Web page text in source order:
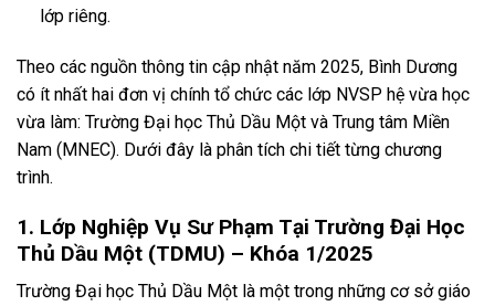
lớp riêng.
Theo các nguồn thông tin cập nhật năm 2025, Bình Dương
có ít nhất hai đơn vị chính tổ chức các lớp NVSP hệ vừa học
vừa làm: Trường Đại học Thủ Dầu Một và Trung tâm Miền
Nam (MNEC). Dưới đây là phân tích chi tiết từng chương
trình.
1. Lớp Nghiệp Vụ Sư Phạm Tại Trường Đại Học
Thủ Dầu Một (TDMU) – Khóa 1/2025
Trường Đại học Thủ Dầu Một là một trong những cơ sở giáo